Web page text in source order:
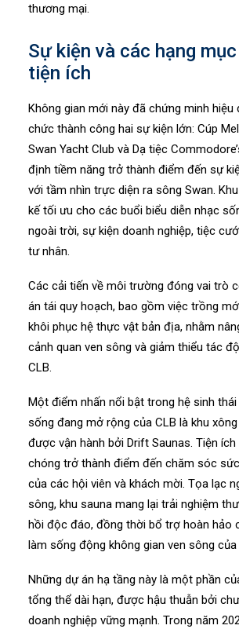
thương mại.
Sự kiện và các hạng
tiện ích
Không gian mới này đã chứng minh hiệu
chức thành công hai sự kiện lớn: Cúp
Swan Yacht Club và Dạ tiệc
định tiềm năng trở thành điểm đến sự
với tầm nhìn trực diện ra sông Swan.
kế tối ưu cho các buổi biểu diễn nhạc
ngoài trời, sự kiện doanh nghiệp, tiệc
tư nhân.
Các cải tiến về môi trường đóng vai trò
án tái quy hoạch, bao gồm việc trồng
khôi phục hệ thực vật bản địa, nhằm
cảnh quan ven sông và giảm thiểu tác
CLB.
Một điểm nhấn nổi bật trong hệ sinh
sống đang mở rộng của CLB là khu
được vận hành bởi Drift Saunas. Tiện ích
chóng trở thành điểm đến chăm sóc
của các hội viên và khách mời. Tọa lạc
sông, khu sauna mang lại trải nghiệm
hồi độc đáo, đồng thời bổ trợ hoàn hảo
làm sống động không gian ven sông của
Những dự án hạ tầng này là một phần
tổng thể dài hạn, được hậu thuẫn bởi
doanh nghiệp vững mạnh. Trong năm